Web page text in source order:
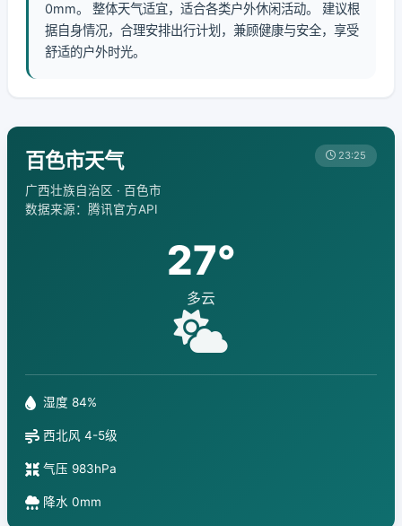
0mm。 整体天气适宜，适合各类户外休闲活动。 建议根
据自身情况，合理安排出行计划，兼顾健康与安全，享受
舒适的户外时光。
百色市天气
广西壮族自治区 · 百色市
数据来源：腾讯官方API
23:25
27°
多云
湿度 84%
西北风 4-5级
气压 983hPa
降水 0mm